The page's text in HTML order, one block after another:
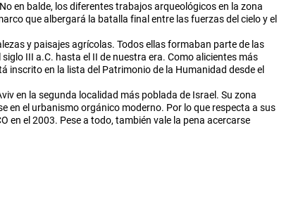
en balde, los diferentes trabajos arqueológicos en la zona
que albergará la batalla final entre las fuerzas del cielo y el
y paisajes agrícolas. Todos ellas formaban parte de las
III a.C. hasta el II de nuestra era. Como alicientes más
inscrito en la lista del Patrimonio de la Humanidad desde el
en la segunda localidad más poblada de Israel. Su zona
en el urbanismo orgánico moderno. Por lo que respecta a sus
el 2003. Pese a todo, también vale la pena acercarse